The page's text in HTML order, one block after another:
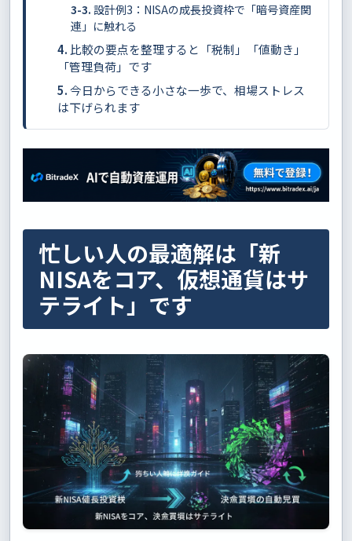
設計例3：NISAの成長投資枠で「暗号資産関
連」に触れる
比較の要点を整理すると「税制」「値動き」
「管理負荷」です
今日からできる小さな一歩で、相場ストレス
は下げられます
忙しい人の最適解は「新
NISAをコア、仮想通貨はサ
テライト」です